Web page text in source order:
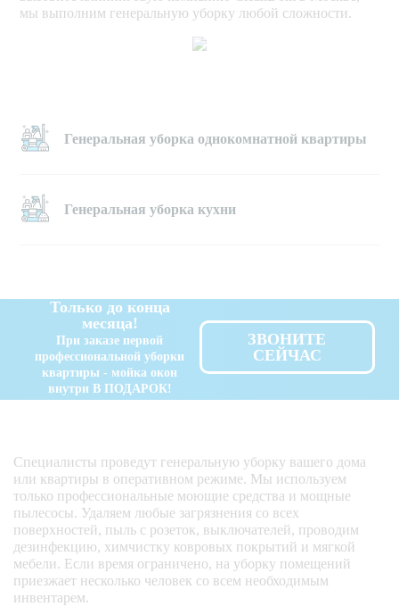
вынос мусора,
очистка
удаление пыли с
аксессуаров,
предметов
интерьера
удаление пыли со
удаление пыли с
люстр (кроме
хрустальных и
сложной
конструкции
(считаем отдельно)
мы выполним генеральную уборку любой сложности.
Генеральная уборка однокомнатной квартиры
Генеральная уборка кухни
Только до конца
месяца!
При заказе первой
профессиональной уборки
квартиры - мойка окон
внутри В ПОДАРОК!
ЗВОНИТЕ
СЕЙЧАС
Специалисты проведут генеральную уборку вашего дома
или квартиры в оперативном режиме. Мы используем
только профессиональные моющие средства и мощные
пылесосы. Удаляем любые загрязнения со всех
поверхностей, пыль с розеток, выключателей, проводим
дезинфекцию, химчистку ковровых покрытий и мягкой
мебели. Если время ограничено, на уборку помещений
приезжает несколько человек со всем необходимым
инвентарем.